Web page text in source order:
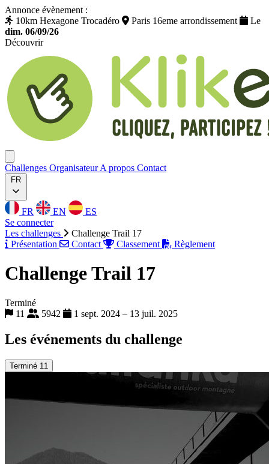
Annonce évènement :
10km Hexagone Trocadéro
Paris 16eme arrondissement
Le
dim. 06/09/26
Découvrir
Challenges OrganisateurA propos Contact
FR
FR EN
ES
Se connecter
Les challenges
Challenge Trail 17
Présentation
Contact Classement Règlement
Challenge Trail 17
Terminé
11
5942 1 sept. 2024 – 13 juil. 2025
Les événements du challenge
Terminé 11